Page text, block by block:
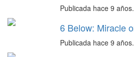
Publicada hace 9 años.
6 Below: Miracle
Publicada hace 9 años.